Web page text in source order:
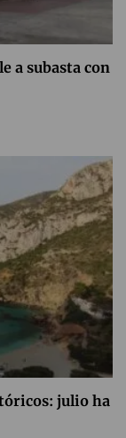
a subasta con
julio ha